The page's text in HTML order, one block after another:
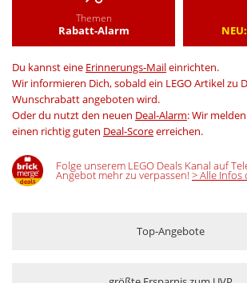
Themen
Rabatt-Alarm NEU:
Du kannst eine Erinnerungs-Maileinrichten.
Wir informieren Dich, sobald ein LEGO Artikel zu
Wunschrabatt angeboten wird.
Oder du nutzt den neuen Deal-Alarm: Wir
einen richtig guten Deal-Scoreerreichen.
Folge unserem LEGO Deals Kanal auf
Angebot mehr zu verpassen! > Alle Infos
Top-Angebote